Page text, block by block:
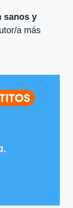
sanos y
a más